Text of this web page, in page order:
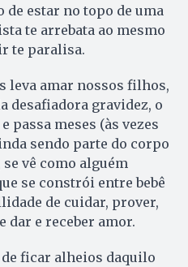
de estar no topo de uma
te arrebata ao mesmo
te paralisa.
leva amar nossos filhos,
desafiadora gravidez, o
passa meses (às vezes
sendo parte do corpo
se vê como alguém
se constrói entre bebê
de cuidar, prover,
dar e receber amor.
ficar alheios daquilo